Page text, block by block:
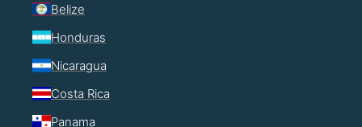
Belize
Honduras
Nicaragua
Costa Rica
Panama